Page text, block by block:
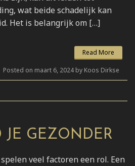
wat beide schadelijk kan
Het is belangrijk om […]
Read More
Posted on maart 6, 2024 by Koos Dirkse
JE GEZONDER
veel factoren een rol. Een